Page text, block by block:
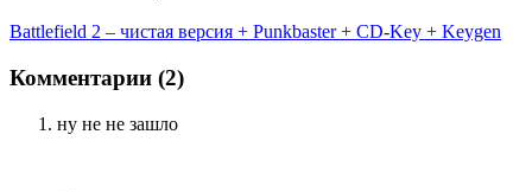
Battlefield 2 – чистая версия + Punkbaster + CD-Key + Keygen
Комментарии (2)
ну не не зашло